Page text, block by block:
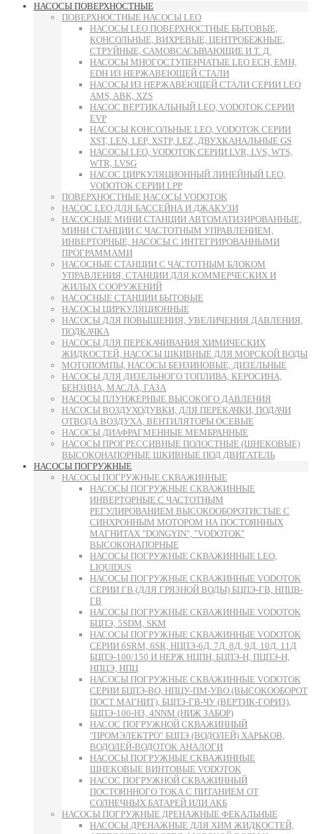
НАСОСЫ ПОВЕРХНОСТНЫЕ
ПОВЕРХНОСТНЫЕ НАСОСЫ LEO
НАСОСЫ LEO ПОВЕРХНОСТНЫЕ БЫТОВЫЕ,
КОНСОЛЬНЫЕ, ВИХРЕВЫЕ, ЦЕНТРОБЕЖНЫЕ,
СТРУЙНЫЕ, САМОВСАСЫВАЮЩИЕ И Т. Д.
НАСОСЫ МНОГОСТУПЕНЧАТЫЕ LEO ECH, EMH,
EDH ИЗ НЕРЖАВЕЮЩЕЙ СТАЛИ
НАСОСЫ ИЗ НЕРЖАВЕЮЩЕЙ СТАЛИ СЕРИИ LEO
AMS, ABK, XZS
НАСОС ВЕРТИКАЛЬНЫЙ LEO, VODOTOK СЕРИИ
EVP
НАСОСЫ КОНСОЛЬНЫЕ LEO, VODOTOK СЕРИИ
XST, LEN, LEP, XSTP, LEZ, ДВУХКАНАЛЬНЫЕ GS
НАСОСЫ LEO, VODOTOK СЕРИИ LVR, LVS, WTS,
WTR, LVSG
НАСОС ЦИРКУЛЯЦИОННЫЙ ЛИНЕЙНЫЙ LEO,
VODOTOK СЕРИИ LPP
ПОВЕРХНОСТНЫЕ НАСОСЫ VODOTOK
НАСОС LEO ДЛЯ БАССЕЙНА И ДЖАКУЗИ
НАСОСНЫЕ МИНИ СТАНЦИИ АВТОМАТИЗИРОВАННЫЕ,
МИНИ СТАНЦИИ С ЧАСТОТНЫМ УПРАВЛЕНИЕМ,
ИНВЕРТОРНЫЕ, НАСОСЫ С ИНТЕГРИРОВАННЫМИ
ПРОГРАММАМИ
НАСОСНЫЕ СТАНЦИИ С ЧАСТОТНЫМ БЛОКОМ
УПРАВЛЕНИЯ, СТАНЦИИ ДЛЯ КОММЕРЧЕСКИХ И
ЖИЛЫХ СООРУЖЕНИЙ
НАСОСНЫЕ СТАНЦИИ БЫТОВЫЕ
НАСОСЫ ЦИРКУЛЯЦИОННЫЕ
НАСОСЫ ДЛЯ ПОВЫШЕНИЯ, УВЕЛИЧЕНИЯ ДАВЛЕНИЯ,
ПОДКАЧКА
НАСОСЫ ДЛЯ ПЕРЕКАЧИВАНИЯ ХИМИЧЕСКИХ
ЖИДКОСТЕЙ, НАСОСЫ ШКИВНЫЕ ДЛЯ МОРСКОЙ ВОДЫ
МОТОПОМПЫ, НАСОСЫ БЕНЗИНОВЫЕ, ДИЗЕЛЬНЫЕ
НАСОСЫ ДЛЯ ДИЗЕЛЬНОГО ТОПЛИВА, КЕРОСИНА,
БЕНЗИНА, МАСЛА, ГАЗА
НАСОСЫ ПЛУНЖЕРНЫЕ ВЫСОКОГО ДАВЛЕНИЯ
НАСОСЫ ВОЗДУХОДУВКИ, ДЛЯ ПЕРЕКАЧКИ, ПОДАЧИ
ОТВОДА ВОЗДУХА, ВЕНТИЛЯТОРЫ ОСЕВЫЕ
НАСОСЫ ДИАФРАГМЕННЫЕ МЕМБРАННЫЕ
НАСОСЫ ПРОГРЕССИВНЫЕ ПОЛОСТНЫЕ (ШНЕКОВЫЕ)
ВЫСОКОНАПОРНЫЕ ШКИВНЫЕ ПОД ДВИГАТЕЛЬ
НАСОСЫ ПОГРУЖНЫЕ
НАСОСЫ ПОГРУЖНЫЕ СКВАЖИННЫЕ
НАСОСЫ ПОГРУЖНЫЕ СКВАЖИННЫЕ
ИНВЕРТОРНЫЕ С ЧАСТОТНЫМ
РЕГУЛИРОВАНИЕМ ВЫСОКООБОРОТИСТЫЕ С
СИНХРОННЫМ МОТОРОМ НА ПОСТОЯННЫХ
МАГНИТАХ "DONGYIN", "VODOTOK"
ВЫСОКОНАПОРНЫЕ
НАСОСЫ ПОГРУЖНЫЕ СКВАЖИННЫЕ LEO,
LIQUIDUS
НАСОСЫ ПОГРУЖНЫЕ СКВАЖИННЫЕ VODOTOK
СЕРИИ ГВ (ДЛЯ ГРЯЗНОЙ ВОДЫ) БЦПЭ-ГВ, НПЦВ-
ГВ
НАСОСЫ ПОГРУЖНЫЕ СКВАЖИННЫЕ VODOTOK
БЦПЭ, 5SDM, SKM
НАСОСЫ ПОГРУЖНЫЕ СКВАЖИННЫЕ VODOTOK
СЕРИИ 6SRM, 6SR, НЦПЭ-6Д, 7Д, 8Д, 9Д, 10Д, 11Д
БЦПЭ-100/150 И НЕРЖ НЦПН, БЦПЭ-Н, ПЦПЭ-Н,
НПЦЭ, НПЦ
НАСОСЫ ПОГРУЖНЫЕ СКВАЖИННЫЕ VODOTOK
СЕРИИ БЦПЭ-ВО, НПЦУ-ПМ-УВО (ВЫСОКООБОРОТ
ПОСТ МАГНИТ), БЦПЭ-ГВ-ЧУ (ВЕРТИК-ГОРИЗ),
БЦПЭ-100-НЗ, 4NNM (НИЖ ЗАБОР)
НАСОС ПОГРУЖНОЙ СКВАЖИННЫЙ
"ПРОМЭЛЕКТРО" БЦПЭ (ВОДОЛЕЙ) ХАРЬКОВ,
ВОДОЛЕЙ-ВОДОТОК АНАЛОГИ
НАСОСЫ ПОГРУЖНЫЕ СКВАЖИННЫЕ
ШНЕКОВЫЕ ВИНТОВЫЕ VODOTOK
НАСОС ПОГРУЖНОЙ СКВАЖИННЫЙ
ПОСТОЯННОГО ТОКА С ПИТАНИЕМ ОТ
СОЛНЕЧНЫХ БАТАРЕЙ ИЛИ АКБ
НАСОСЫ ПОГРУЖНЫЕ ДРЕНАЖНЫЕ ФЕКАЛЬНЫЕ
НАСОСЫ ДРЕНАЖНЫЕ ДЛЯ ХИМ ЖИДКОСТЕЙ,